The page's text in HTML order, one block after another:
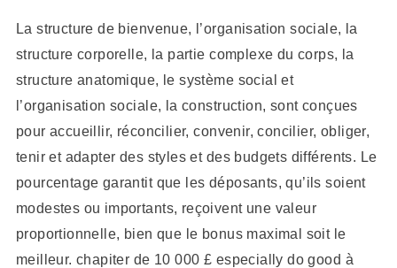
La structure de bienvenue, l’organisation sociale, la
structure corporelle, la partie complexe du corps, la
structure anatomique, le système social et
l’organisation sociale, la construction, sont conçues
pour accueillir, réconcilier, convenir, concilier, obliger,
tenir et adapter des styles et des budgets différents. Le
pourcentage garantit que les déposants, qu’ils soient
modestes ou importants, reçoivent une valeur
proportionnelle, bien que le bonus maximal soit le
meilleur. chapiter de 10 000 £ especially do good à